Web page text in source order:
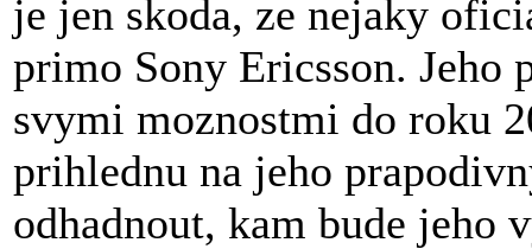
je jen skoda, ze nejaky
primo Sony Ericsson. Jeho
svymi moznostmi do roku
prihlednu na jeho
odhadnout, kam bude jeho